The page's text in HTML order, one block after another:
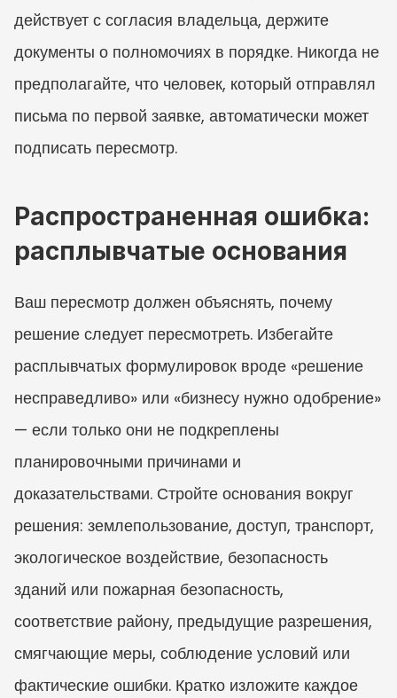
действует с согласия владельца, держите
документы о полномочиях в порядке. Никогда не
предполагайте, что человек, который отправлял
письма по первой заявке, автоматически может
подписать пересмотр.
Распространенная ошибка:
расплывчатые основания
Ваш пересмотр должен объяснять, почему
решение следует пересмотреть. Избегайте
расплывчатых формулировок вроде «решение
несправедливо» или «бизнесу нужно одобрение»
— если только они не подкреплены
планировочными причинами и
доказательствами. Стройте основания вокруг
решения: землепользование, доступ, транспорт,
экологическое воздействие, безопасность
зданий или пожарная безопасность,
соответствие району, предыдущие разрешения,
смягчающие меры, соблюдение условий или
фактические ошибки. Кратко изложите каждое